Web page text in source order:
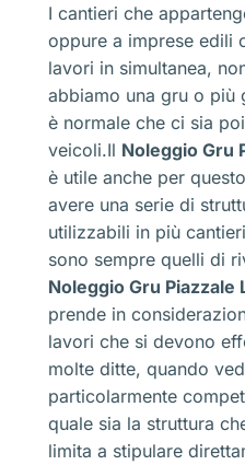
I cantieri che
oppure a imprese edili
lavori in simultanea,
abbiamo una gru o più
è normale che ci sia
veicoli.Il Noleggio Gru
è utile anche per
avere una serie di
utilizzabili in più
sono sempre quelli di
Noleggio Gru Piazzale
prende in
lavori che si devono
molte ditte, quando
particolarmente
quale sia la struttura
limita a stipulare